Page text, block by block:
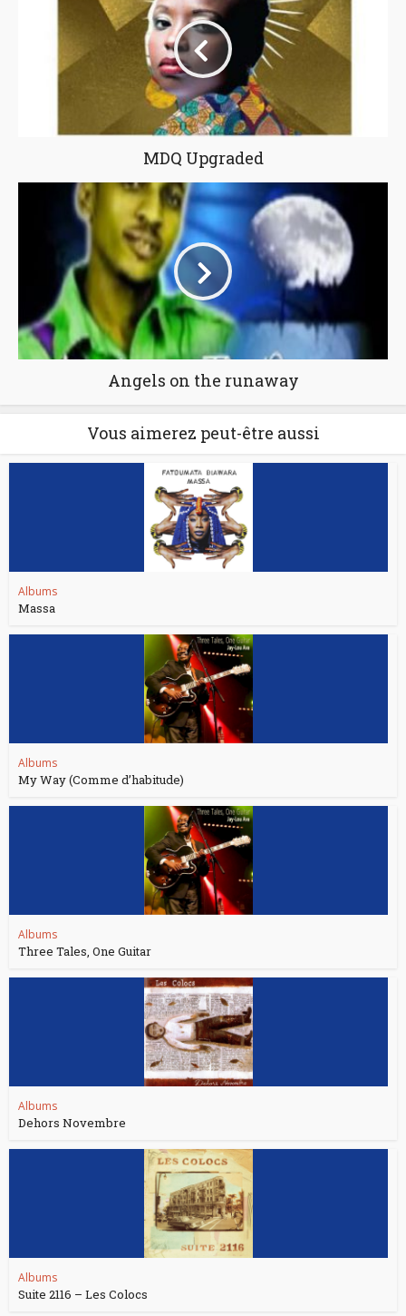
MDQ Upgraded
Angels on the runaway
Vous aimerez peut-être aussi
Albums
Massa
Albums
My Way (Comme d’habitude)
Albums
Three Tales, One Guitar
Albums
Dehors Novembre
Albums
Suite 2116 – Les Colocs